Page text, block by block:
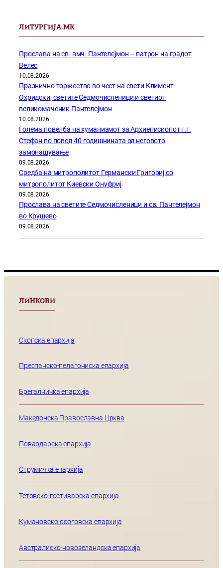
ЛИТУРГИЈА.МК
Прослава на св. вмч. Пантелејмон – патрон на градот
Велес
10.08.2026
Празнично торжество во чест на свети Климент
Охридски, светите Седмочисленици и светиот
великомаченик Пантелејмон
10.08.2026
Голема повелба на хуманизмот за Архиепископот г.г.
Стефан по повод 40-годишнината од неговото
замонашување
09.08.2026
Средба на митрополитот Германски Григориј со
митрополитот Киевски Онуфриј
09.08.2026
Прослава на светите Седмочисленици и св. Пантелејмон
во Крушево
09.08.2026
ЛИНКОВИ
Скопска епархија
Преспанско-пелагониска епархија
Брегалничка епархија
Македонска Православна Црква
Повардарска епархија
Струмичка епархија
Тетовско-гостиварска епархија
Кумановско-осоговска епархија
Австралиско-новозеландска епархија